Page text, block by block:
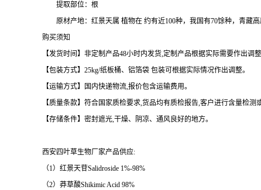
提取部位：根
原材产地：红景天属 植物在 约有近100种，我国有70馀种，青藏高
购买须知
【发货时间】非定制产品48小时内发货,定制产品根据实际需要作出调整
【包装方式】25kg/纸板桶、铝箔袋 包装可根据实际情况作出调整。
【运输方式】国内快递物流,报价包含运输费用。
【质量条款】符合国家质检要求,货品均有质检报告,客户进行含量检测
【存储条件】密封遮光,干燥、阴凉、通风良好的地方。
西安四叶草生物厂家产品供应:
（1）红景天苷Salidroside 1%-98%
（2）莽草酸Shikimic Acid 98%